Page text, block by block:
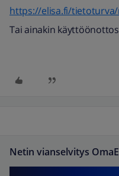
https://elisa.fi/
Tai ainakin
Netin vianselvitys